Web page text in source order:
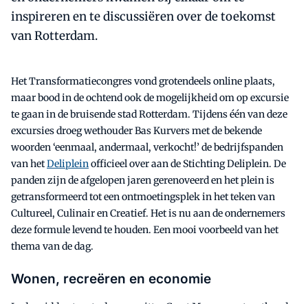
inspireren en te discussiëren over de toekomst
van Rotterdam.
Het Transformatiecongres vond grotendeels online plaats,
maar bood in de ochtend ook de mogelijkheid om op excursie
te gaan in de bruisende stad Rotterdam. Tijdens één van deze
excursies droeg wethouder Bas Kurvers met de bekende
woorden ‘eenmaal, andermaal, verkocht!’ de bedrijfspanden
van hetDelipleinofficieel over aan de Stichting Deliplein. De
panden zijn de afgelopen jaren gerenoveerd en het plein is
getransformeerd tot een ontmoetingsplek in het teken van
Cultureel, Culinair en Creatief. Het is nu aan de ondernemers
deze formule levend te houden. Een mooi voorbeeld van het
thema van de dag.
Wonen, recreëren en economie